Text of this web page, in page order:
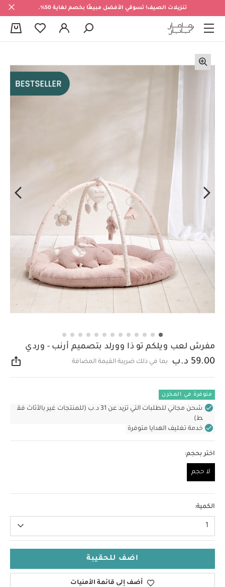
تنزيلات الصيف! تسوقي الأفضل مبيعًا بخصم لغاية 50%.
مفرش لعب ويلكم تو ذا وورلد بتصميم أرنب - وردي
59.00 د.ب بما في ذلك ضريبة القيمة المضافة
متوفرة في المخزن
شحن مجاني للطلبات التي تزيد عن 31 د.ب (للمنتجات غير بالأثاث فق
ط)
خدمة تغليف الهدايا متوفرة
اختر بحجم:
لا حجم
الكمية:
1
اضف للحقيبة
أضف إلى قائمة الأمنيات